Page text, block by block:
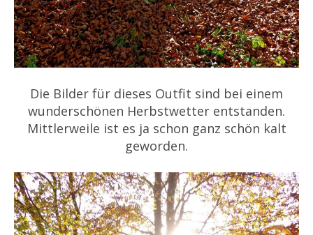
Die Bilder für dieses Outfit sind bei einem
wunderschönen Herbstwetter entstanden.
Mittlerweile ist es ja schon ganz schön kalt
geworden.